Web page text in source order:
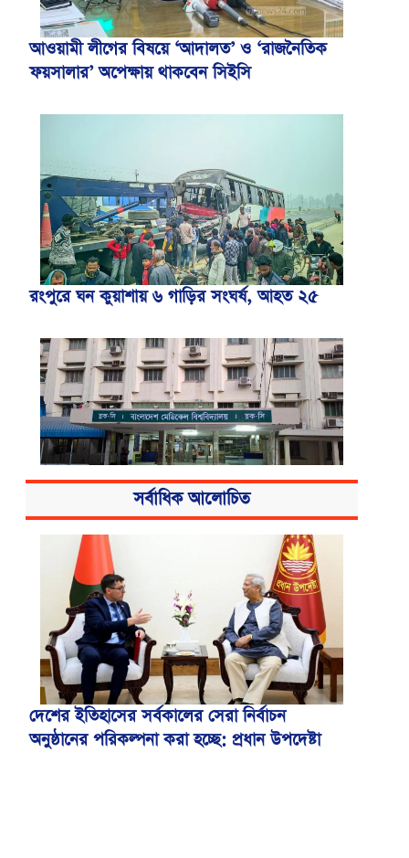
আওয়ামী লীগের বিষয়ে ‘আদালত’ ও ‘রাজনৈতিক
ফয়সালার’ অপেক্ষায় থাকবেন সিইসি
রংপুরে ঘন কুয়াশায় ৬ গাড়ির সংঘর্ষ, আহত ২৫
বিএসএমএমইউয়ের নতুন নাম বাংলাদেশ
মেডিকেল বিশ্ববিদ্যালয়
সর্বাধিক আলোচিত
দেশের ইতিহাসের সর্বকালের সেরা নির্বাচন
অনুষ্ঠানের পরিকল্পনা করা হচ্ছে: প্রধান উপদেষ্টা